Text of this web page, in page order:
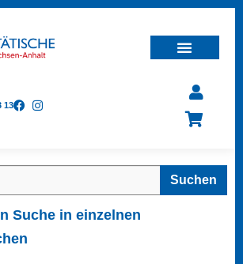
13
Suchen
Suche in einzelnen